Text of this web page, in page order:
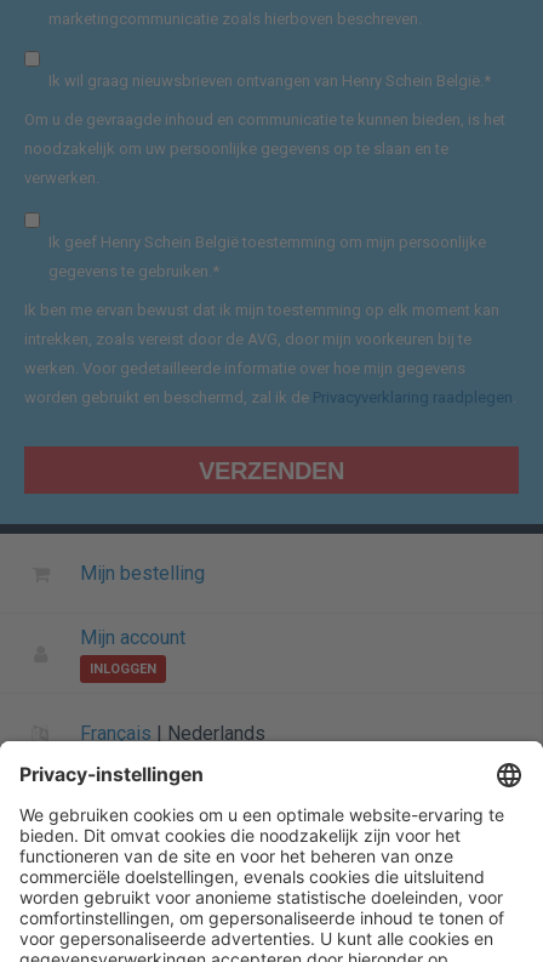
marketingcommunicatie zoals hierboven beschreven.
Ik wil graag nieuwsbrieven ontvangen van Henry Schein België. *
Om u de gevraagde inhoud en communicatie te kunnen bieden, is het
noodzakelijk om uw persoonlijke gegevens op te slaan en te
verwerken.
Ik geef Henry Schein België toestemming om mijn persoonlijke
gegevens te gebruiken. *
Ik ben me ervan bewust dat ik mijn toestemming op elk moment kan
intrekken, zoals vereist door de AVG, door mijn voorkeuren bij te
werken. Voor gedetailleerde informatie over hoe mijn gegevens
worden gebruikt en beschermd, zal ik de Privacyverklaring raadplegen
Mijn bestelling
Mijn account
INLOGGEN
Français | Nederlands
Informatie over Henry Schein
Algemene startpagina